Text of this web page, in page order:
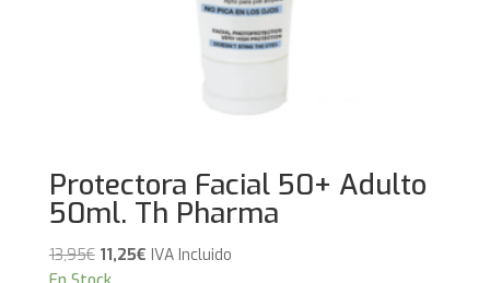
Protectora Facial 50+ Adulto
50ml. Th Pharma
13,95€ El
11,25€ElIVA Incluido